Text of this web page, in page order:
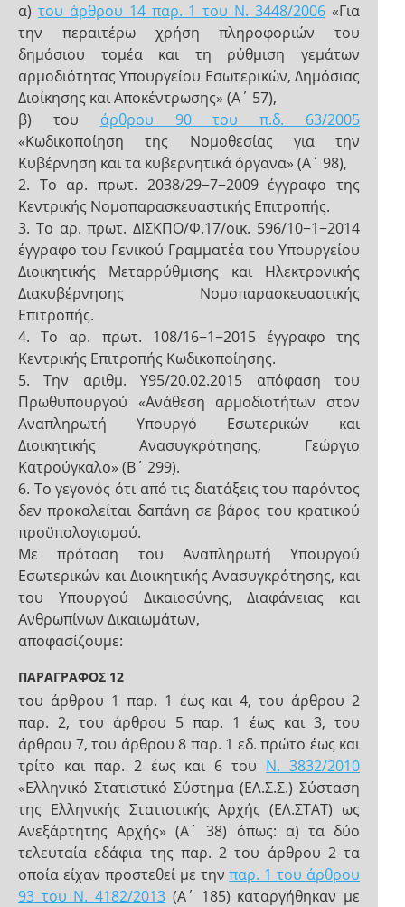
α) του άρθρου 14 παρ. 1 του Ν. 3448/2006 «Για
την περαιτέρω χρήση πληροφοριών του
δημόσιου τομέα και τη ρύθμιση γεμάτων
αρμοδιότητας Υπουργείου Εσωτερικών, Δημόσιας
Διοίκησης και Αποκέντρωσης» (Α΄ 57),
β) του άρθρου 90 του π.δ. 63/2005
«Κωδικοποίηση της Νομοθεσίας για την
Κυβέρνηση και τα κυβερνητικά όργανα» (Α΄ 98),
2. Το αρ. πρωτ. 2038/29−7−2009 έγγραφο της
Κεντρικής Νομοπαρασκευαστικής Επιτροπής.
3. Το αρ. πρωτ. ΔΙΣΚΠΟ/Φ.17/οικ. 596/10−1−2014
έγγραφο του Γενικού Γραμματέα του Υπουργείου
Διοικητικής Μεταρρύθμισης και Ηλεκτρονικής
Διακυβέρνησης Νομοπαρασκευαστικής
Επιτροπής.
4. Το αρ. πρωτ. 108/16−1−2015 έγγραφο της
Κεντρικής Επιτροπής Κωδικοποίησης.
5. Την αριθμ. Y95/20.02.2015 απόφαση του
Πρωθυπουργού «Ανάθεση αρμοδιοτήτων στον
Αναπληρωτή Υπουργό Εσωτερικών και
Διοικητικής Ανασυγκρότησης, Γεώργιο
Κατρούγκαλο» (Β΄ 299).
6. Το γεγονός ότι από τις διατάξεις του παρόντος
δεν προκαλείται δαπάνη σε βάρος του κρατικού
προϋπολογισμού.
Με πρόταση του Αναπληρωτή Υπουργού
Εσωτερικών και Διοικητικής Ανασυγκρότησης, και
του Υπουργού Δικαιοσύνης, Διαφάνειας και
Ανθρωπίνων Δικαιωμάτων,
αποφασίζουμε:
ΠΑΡΑΓΡΑΦΟΣ 12
του άρθρου 1 παρ. 1 έως και 4, του άρθρου 2
παρ. 2, του άρθρου 5 παρ. 1 έως και 3, του
άρθρου 7, του άρθρου 8 παρ. 1 εδ. πρώτο έως και
τρίτο και παρ. 2 έως και 6 του Ν. 3832/2010
«Ελληνικό Στατιστικό Σύστημα (ΕΛ.Σ.Σ.) Σύσταση
της Ελληνικής Στατιστικής Αρχής (ΕΛ.ΣΤΑΤ) ως
Ανεξάρτητης Αρχής» (Α΄ 38) όπως: α) τα δύο
τελευταία εδάφια της παρ. 2 του άρθρου 2 τα
οποία είχαν προστεθεί με τηνπαρ. 1 του άρθρου
93 του Ν. 4182/2013 (Α΄ 185) καταργήθηκαν με